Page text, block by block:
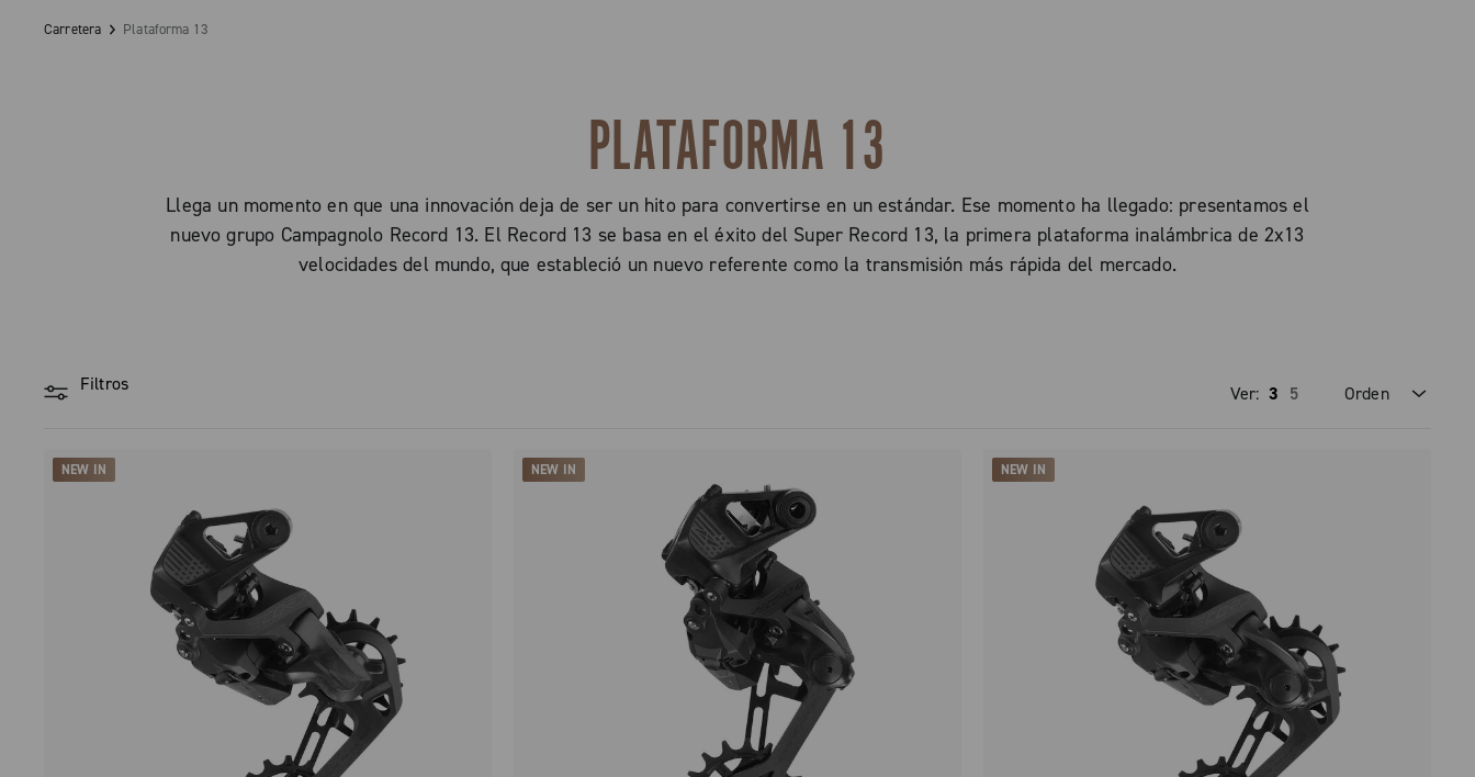
Carretera Plataforma 13
PLATAFORMA 13
Llega un momento en que una innovación deja de ser un hito para convertirse en un estándar. Ese momento ha llegado: presentamos el
nuevo grupo Campagnolo Record 13. El Record 13 se basa en el éxito del Super Record 13, la primera plataforma inalámbrica de 2x13
velocidades del mundo, que estableció un nuevo referente como la transmisión más rápida del mercado.
Filtros Ver: 3 5
Orden
NEW IN NEW IN NEW IN